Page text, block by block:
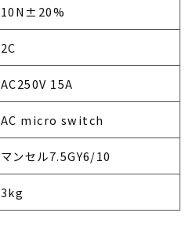
10N±20%
2C
AC250V 15A
AC micro switch
マンセル7.5GY6/10
3kg